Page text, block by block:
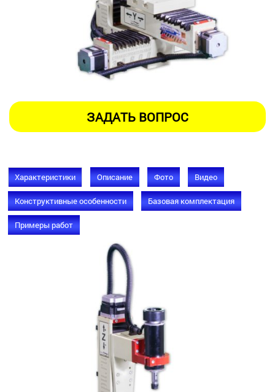
Характеристики Описание Фото Видео
Конструктивные особенности Базовая комплектация
Примеры работ